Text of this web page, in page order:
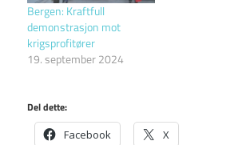
Bergen: Kraftfull
demonstrasjon mot
krigsprofitører
19. september 2024
Del dette:
Facebook X